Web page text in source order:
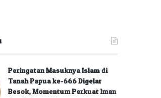
Peringatan Masuknya Islam di
Tanah Papua ke-666 Digelar
Besok, Momentum Perkuat Iman